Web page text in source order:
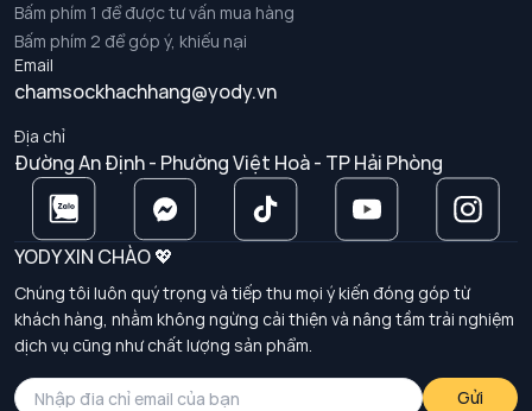
Bấm phím 1 để được tư vấn mua hàng
Bấm phím 2 để góp ý, khiếu nại
Email
chamsockhachhang@yody.vn
Địa chỉ
Đường An Định - Phường Việt Hoà - TP Hải Phòng
YODY XIN CHÀO 💖
Chúng tôi luôn quý trọng và tiếp thu mọi ý kiến đóng góp từ
khách hàng, nhằm không ngừng cải thiện và nâng tầm trải nghiệm
dịch vụ cũng như chất lượng sản phẩm.
Gửi